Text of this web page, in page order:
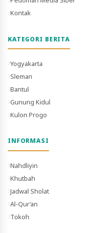
Kontak
KATEGORI BERITA
Yogyakarta
Sleman
Bantul
Gunung Kidul
Kulon Progo
INFORMASI
Nahdliyin
Khutbah
Jadwal Sholat
Al-Qur’an
Tokoh